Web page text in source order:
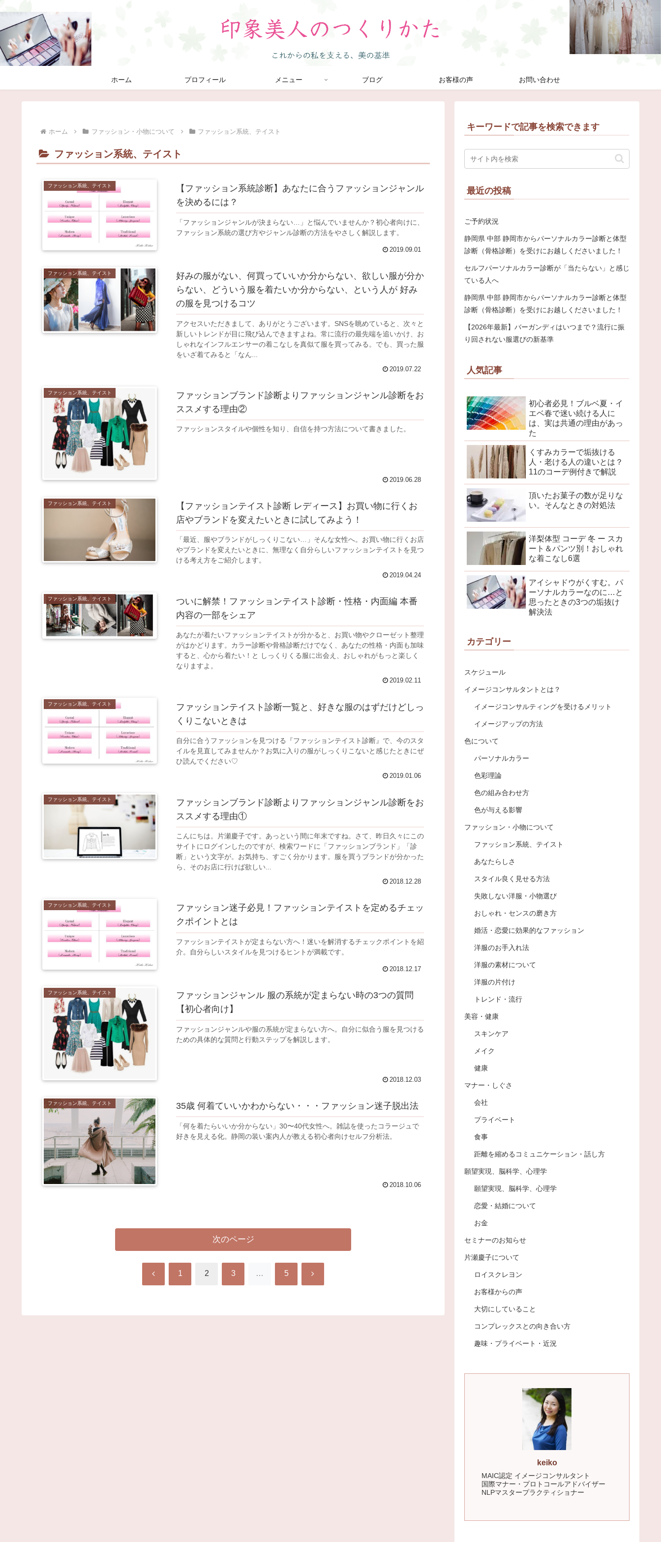
ホーム プロフィール メニュー ブログ お客様の声 お問い合わせ
ホーム ファッション・小物について ファッション系統、テイスト
ファッション系統、テイスト
ファッション系統、テイスト
【ファッション系統診断】あなたに合うファッションジャンル
を決めるには？
「ファッションジャンルが決まらない…」と悩んでいませんか？初心者向けに、
ファッション系統の選び方やジャンル診断の方法をやさしく解説します。
2019.09.01
ファッション系統、テイスト
好みの服がない、何買っていいか分からない、欲しい服が分か
らない、どういう服を着たいか分からない、という人が 好み
の服を見つけるコツ
アクセスいただきまして、ありがとうございます。SNSを眺めていると、次々と
新しいトレンドが目に飛び込んできますよね。常に流行の最先端を追いかけ、お
しゃれなインフルエンサーの着こなしを真似て服を買ってみる。でも、買った服
をいざ着てみると「なん...
2019.07.22
ファッション系統、テイスト
ファッションブランド診断よりファッションジャンル診断をお
ススメする理由②
ファッションスタイルや個性を知り、自信を持つ方法について書きました。
2019.06.28
ファッション系統、テイスト
【ファッションテイスト診断 レディース】お買い物に行くお
店やブランドを変えたいときに試してみよう！
「最近、服やブランドがしっくりこない…」そんな女性へ。お買い物に行くお店
やブランドを変えたいときに、無理なく自分らしいファッションテイストを見つ
ける考え方をご紹介します。
2019.04.24
ファッション系統、テイスト
ついに解禁！ファッションテイスト診断・性格・内面編 本番
内容の一部をシェア
あなたが着たいファッションテイストが分かると、お買い物やクローゼット整理
がはかどります。カラー診断や骨格診断だけでなく、あなたの性格・内面も加味
すると、心から着たい！と しっくりくる服に出会え、おしゃれがもっと楽しく
なりますよ。
2019.02.11
ファッション系統、テイスト
ファッションテイスト診断一覧と、好きな服のはずだけどしっ
くりこないときは
自分に合うファッションを見つける『ファッションテイスト診断』で、今のスタ
イルを見直してみませんか？お気に入りの服がしっくりこないと感じたときにぜ
ひ読んでください♡
2019.01.06
ファッション系統、テイスト
ファッションブランド診断よりファッションジャンル診断をお
ススメする理由①
こんにちは。片瀬慶子です。あっという間に年末ですね。さて、昨日久々にこの
サイトにログインしたのですが、検索ワードに「ファッションブランド」「診
断」という文字が。お気持ち、すごく分かります。服を買うブランドが分かった
ら、そのお店に行けば欲しい...
2018.12.28
ファッション系統、テイスト
ファッション迷子必見！ファッションテイストを定めるチェッ
クポイントとは
ファッションテイストが定まらない方へ！迷いを解消するチェックポイントを紹
介。自分らしいスタイルを見つけるヒントが満載です。
2018.12.17
ファッション系統、テイスト
ファッションジャンル 服の系統が定まらない時の3つの質問
【初心者向け】
ファッションジャンルや服の系統が定まらない方へ。自分に似合う服を見つける
ための具体的な質問と行動ステップを解説します。
2018.12.03
ファッション系統、テイスト 35歳 何着ていいかわからない・・・ファッション迷子脱出法
「何を着たらいいか分からない」30〜40代女性へ。雑誌を使ったコラージュで
好きを見える化。静岡の装い案内人が教える初心者向けセルフ分析法。
2018.10.06
次のページ
前 1 2 3 … 5 次
キーワードで記事を検索できます
最近の投稿
ご予約状況
静岡県 中部 静岡市からパーソナルカラー診断と体型
診断（骨格診断）を受けにお越しくださいました！
セルフパーソナルカラー診断が「当たらない」と感じ
ている人へ
静岡県 中部 静岡市からパーソナルカラー診断と体型
診断（骨格診断）を受けにお越しくださいました！
【2026年最新】バーガンディはいつまで？流行に振
り回されない服選びの新基準
人気記事
初心者必見！ブルベ夏・イ
エベ春で迷い続ける人に
は、実は共通の理由があっ
た
くすみカラーで垢抜ける
人・老ける人の違いとは？
11のコーデ例付きで解説
頂いたお菓子の数が足りな
い。そんなときの対処法
洋梨体型 コーデ 冬 ー スカ
ート＆パンツ別！おしゃれ
な着こなし6選
アイシャドウがくすむ。パ
ーソナルカラーなのに…と
思ったときの3つの垢抜け
解決法
カテゴリー
スケジュール
イメージコンサルタントとは？
イメージコンサルティングを受けるメリット
イメージアップの方法
色について
パーソナルカラー
色彩理論
色の組み合わせ方
色が与える影響
ファッション・小物について
ファッション系統、テイスト
あなたらしさ
スタイル良く見せる方法
失敗しない洋服・小物選び
おしゃれ・センスの磨き方
婚活・恋愛に効果的なファッション
洋服のお手入れ法
洋服の素材について
洋服の片付け
トレンド・流行
美容・健康
スキンケア
メイク
健康
マナー・しぐさ
会社
プライベート
食事
距離を縮めるコミュニケーション・話し方
願望実現、脳科学、心理学
願望実現、脳科学、心理学
恋愛・結婚について
お金
セミナーのお知らせ
片瀬慶子について
ロイスクレヨン
お客様からの声
大切にしていること
コンプレックスとの向き合い方
趣味・プライベート・近況
keiko
MAIC認定 イメージコンサルタント
国際マナー・プロトコールアドバイザー
NLPマスタープラクティショナー